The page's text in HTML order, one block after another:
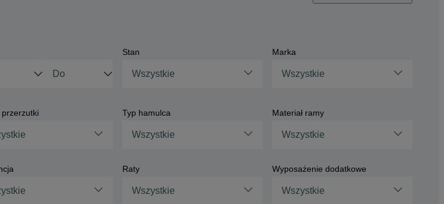
Stan
Wszystkie
Marka
Wszystkie
przerzutki Typ hamulca
Wszystkie
Materiał ramy
Wszystkie
Raty
Wszystkie
Wyposażenie dodatkowe
Wszystkie